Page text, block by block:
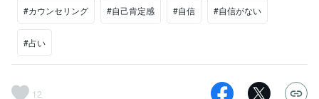
#カウンセリング #自己肯定感 #自信 #自信がない
#占い
12